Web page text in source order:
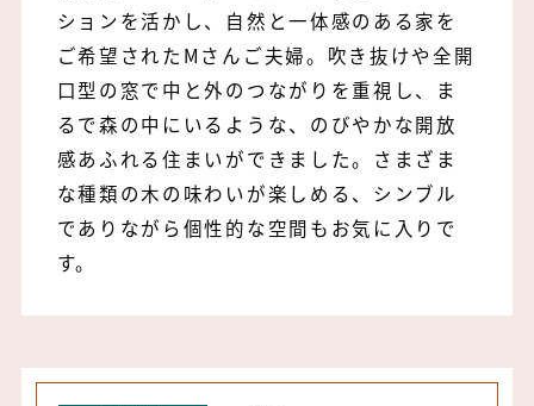
ションを活かし、自然と一体感のある家を
ご希望されたMさんご夫婦。吹き抜けや全開
口型の窓で中と外のつながりを重視し、ま
るで森の中にいるような、のびやかな開放
感あふれる住まいができました。さまざま
な種類の木の味わいが楽しめる、シンブル
でありながら個性的な空間もお気に入りで
す。